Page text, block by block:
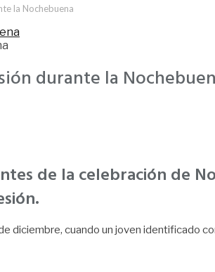
la Nochebuena
durante la
de la celebración de
diciembre, cuando un joven identificado